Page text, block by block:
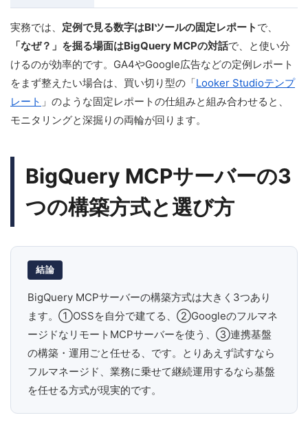
実務では、 定例で見る数字はBIツールの固定レポート で、
「なぜ？」を掘る場面はBigQuery MCPの対話で、と使い分
けるのが効率的です。GA4やGoogle広告などの定例レポート
をまず整えたい場合は、買い切り型の「Looker Studioテンプ
レート 」のような固定レポートの仕組みと組み合わせると、
モニタリングと深掘りの両輪が回ります。
BigQuery MCPサーバーの3
つの構築方式と選び方
結論
BigQuery MCPサーバーの構築方式は大きく3つあり
ます。①OSSを自分で建てる、②Googleのフルマネ
ージドなリモートMCPサーバーを使う、③連携基盤
の構築・運用ごと任せる、です。とりあえず試すなら
フルマネージド、業務に乗せて継続運用するなら基盤
を任せる方式が現実的です。